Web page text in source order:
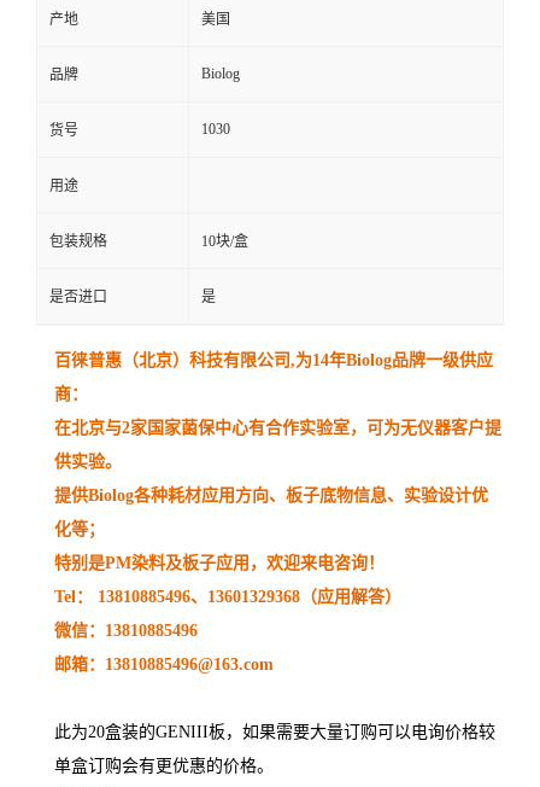
产地 美国
品牌 Biolog
货号 1030
用途
包装规格 10块/盒
是否进口 是
百徕普惠（北京）科技有限公司 ,为14年Biolog品牌一级供应
商：
在北京与2家国家菌保中心有合作实验室，可为无仪器客户提
供实验。
提供Biolog各种耗材应用方向、板子底物信息、实验设计优
化等；
特别是PM染料及板子应用，欢迎来电咨询！
Tel：
13810885496、 13601329368 （应用解答）
微信： 13810885496
邮箱： 13810885496@163.com
此为20盒装的GENIII板，如果需要大量订购可以电询价格较
单盒订购会有更优惠的价格。